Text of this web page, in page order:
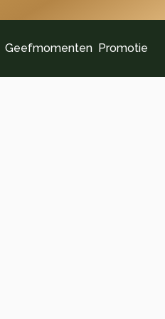
Geefmomenten Promotie